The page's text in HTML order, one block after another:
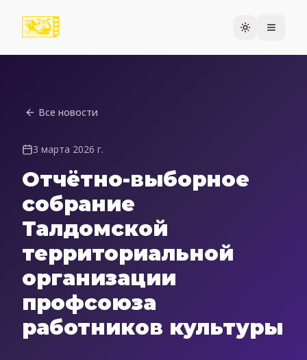
Все новости
3 марта 2026 г.
Отчётно-выборное
собрание
Талдомской
территориальной
организации
профсоюза
работников культуры